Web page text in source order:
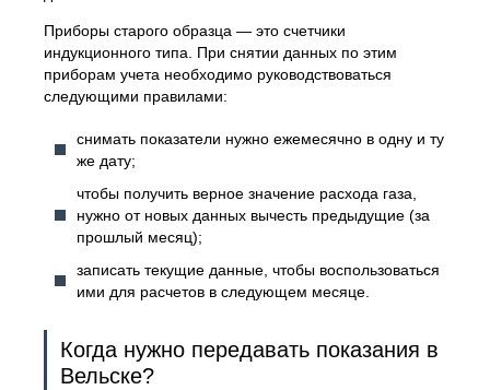
Приборы старого образца — это счетчики
индукционного типа. При снятии данных по этим
приборам учета необходимо руководствоваться
следующими правилами:
снимать показатели нужно ежемесячно в одну и ту
же дату;
чтобы получить верное значение расхода газа,
нужно от новых данных вычесть предыдущие (за
прошлый месяц);
записать текущие данные, чтобы воспользоваться
ими для расчетов в следующем месяце.
Когда нужно передавать показания в
Вельске?